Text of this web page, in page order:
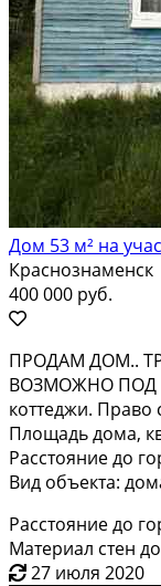
Дом 53 м² на
Краснознаменск
400 000 руб.
ПРОДАМ ДОМ..
ВОЗМОЖНО ПОД
коттеджи. Право
Площадь дома,
Расстояние до
Вид объекта:
Расстояние до
Материал стен
27 июля 2020